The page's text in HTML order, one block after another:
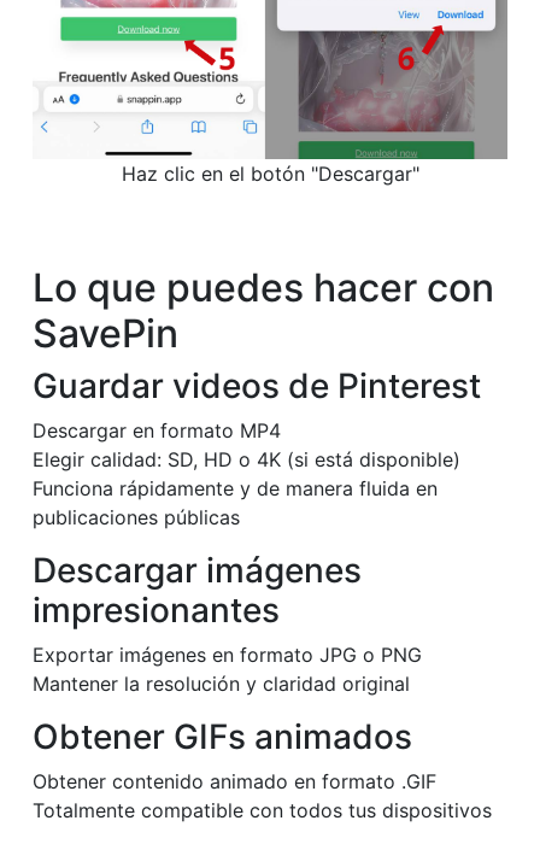
Haz clic en el botón "Descargar"
Lo que puedes hacer con
SavePin
Guardar videos de Pinterest
Descargar en formato MP4
Elegir calidad: SD, HD o 4K (si está disponible)
Funciona rápidamente y de manera fluida en
publicaciones públicas
Descargar imágenes
impresionantes
Exportar imágenes en formato JPG o PNG
Mantener la resolución y claridad original
Obtener GIFs animados
Obtener contenido animado en formato .GIF
Totalmente compatible con todos tus dispositivos